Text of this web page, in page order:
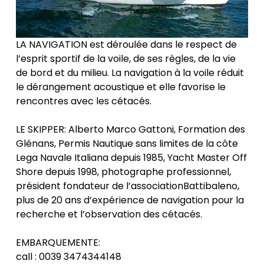
LA NAVIGATION est déroulée dans le respect de
l’esprit sportif de la voile, de ses règles, de la vie
de bord et du milieu. La navigation à la voile réduit
le dérangement acoustique et elle favorise le
rencontres avec les cétacés.
LE SKIPPER: Alberto Marco Gattoni, Formation des
Glénans, Permis Nautique sans limites de la côte
Lega Navale Italiana depuis 1985, Yacht Master Off
Shore depuis 1998, photographe professionnel,
président fondateur de l’associationBattibaleno,
plus de 20 ans d’expérience de navigation pour la
recherche et l’observation des cétacés.
EMBARQUEMENTE:
call : 0039 3474344148